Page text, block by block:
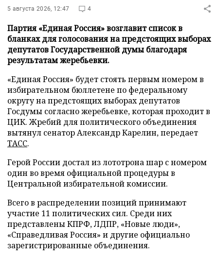
5 августа 2026, 12:47 4
Партия «Единая Россия» возглавит список в
бланках для голосования на предстоящих выборах
депутатов Государственной думы благодаря
результатам жеребьевки.
«Единая Россия» будет стоять первым номером в
избирательном бюллетене по федеральному
округу на предстоящих выборах депутатов
Госдумы согласно жеребьевке, которая проходит в
ЦИК. Жребий для политического объединения
вытянул сенатор Александр Карелин, передает
ТАСС.
Герой России достал из лототрона шар с номером
один во время официальной процедуры в
Центральной избирательной комиссии.
Всего в распределении позиций принимают
участие 11 политических сил. Среди них
представлены КПРФ, ЛДПР, «Новые люди»,
«Справедливая Россия» и другие официально
зарегистрированные объединения.